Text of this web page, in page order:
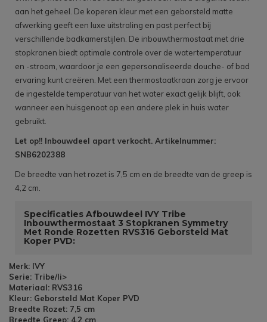
aan het geheel. De koperen kleur met een geborsteld matte
afwerking geeft een luxe uitstraling en past perfect bij
verschillende badkamerstijlen. De inbouwthermostaat met drie
stopkranen biedt optimale controle over de watertemperatuur
en -stroom, waardoor je een gepersonaliseerde douche- of bad
ervaring kunt creëren. Met een thermostaatkraan zorg je ervoor
de ingestelde temperatuur van het water exact gelijk blijft, ook
wanneer een huisgenoot op een andere plek in huis water
gebruikt.
Let op!! Inbouwdeel apart verkocht. Artikelnummer:
SNB6202388
De breedte van het rozet is 7,5 cm en de breedte van de greep is
4,2 cm.
Specificaties Afbouwdeel IVY Tribe
Inbouwthermostaat 3 Stopkranen Symmetry
Met Ronde Rozetten RVS316 Geborsteld Mat
Koper PVD:
Merk: IVY
Serie: Tribe/li>
Materiaal: RVS316
Kleur: Geborsteld Mat Koper PVD
Breedte Rozet: 7,5 cm
Breedte Greep: 4,2 cm